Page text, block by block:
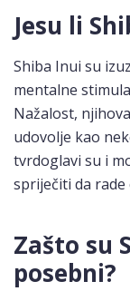
Jesu li
Shiba Inui su
mentalne
Nažalost,
udovolje kao
tvrdoglavi su i
spriječiti da rade
Zašto su
posebni?